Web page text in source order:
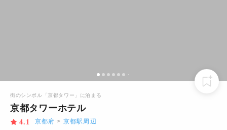
街のシンボル「京都タワー」に泊まる
京都タワーホテル
4.1 京都府 > 京都駅周辺